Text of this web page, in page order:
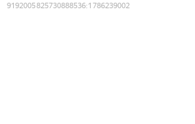
9192005825730888536:1786239002